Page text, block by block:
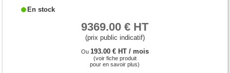
En stock
9369.00 € HT
(prix public indicatif)
Ou 193.00 € HT / mois
(voir fiche produit
pour en savoir plus)